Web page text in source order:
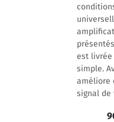
est livrée
simple.
améliore
signal de